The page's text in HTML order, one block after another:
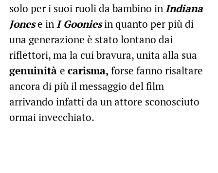
solo per i suoi ruoli da bambino inIndiana
Jonese inIGoonies in quanto per più di
una generazione è stato lontano dai
riflettori, ma la cui bravura, unita alla sua
genuinità e carisma, forse fanno risaltare
ancora di più il messaggio del film
arrivando infatti da un attore sconosciuto
ormai invecchiato.